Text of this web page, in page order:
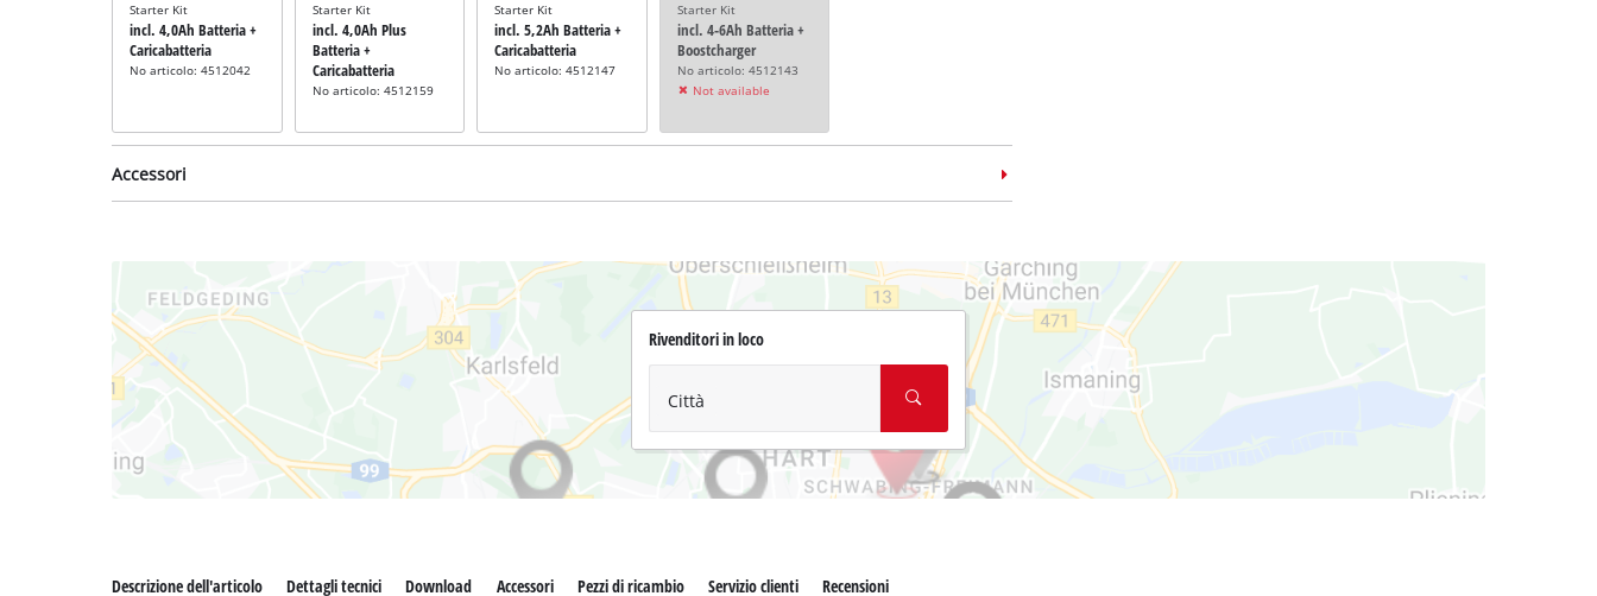
Starter Kit
incl. 4,0Ah Batteria +
Caricabatteria
No articolo: 4512042
Starter Kit
incl. 4,0Ah Plus
Batteria +
Caricabatteria
No articolo: 4512159
Starter Kit
incl. 5,2Ah Batteria +
Caricabatteria
No articolo: 4512147
Starter Kit
incl. 4-6Ah Batteria +
Boostcharger
No articolo: 4512143
Not available
Accessori
Bobina filo
incl. bobina di
ricambio
No articolo: 3405116
Rivenditori in loco
Città
Descrizione dell'articolo Dettagli tecnici Download Accessori Pezzi di ricambio Servizio clienti Recensioni